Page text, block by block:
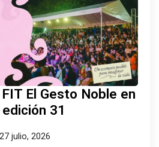
El Gesto Noble en
31
27 julio, 2026